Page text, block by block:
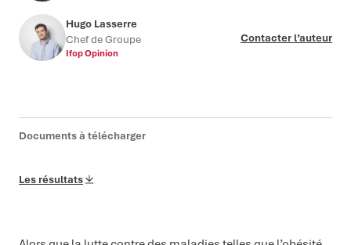
Hugo Lasserre
Chef de Groupe
Ifop Opinion
Contacter l’auteur
Documents à télécharger
Les résultats